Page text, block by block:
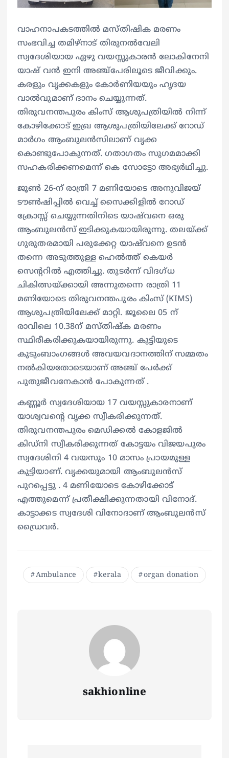
വാഹനാപകടത്തിൽ മസ്തിഷിക മരണം
സംഭവിച്ച തമിഴ്നാട് തിരുനൽവേലി
സ്വദേശിയായ ഏഴു വയസ്സുകാരൻ ലോകിനേനി
യാഷ് വൻ ഇനി അഞ്ച്പേരിലൂടെ ജീവിക്കും.
കരളും വൃക്കകളും കോർണിയയും ഹൃദയ
വാൽവുമാണ് ദാനം ചെയ്യുന്നത്.
തിരുവനന്തപുരം കിംസ് ആശുപത്രിയിൽ നിന്ന്
കോഴിക്കോട് ഇഖ്ര ആശുപത്രിയിലേക്ക് റോഡ്
മാർഗം ആംബുലൻസിലാണ് വൃക്ക
കൊണ്ടുപോകുന്നത്. ഗതാഗതം സുഗമമാക്കി
സഹകരിക്കണമെന്ന് കെ സോട്ടോ അഭ്യർഥിച്ചു.
ജൂൺ 26-ന് രാത്രി 7 മണിയോടെ അനുവിജയ്
ടൗൺഷിപ്പിൽ വെച്ച് സൈക്കിളിൽ റോഡ്
ക്രോസ്സ് ചെയ്യുന്നതിനിടെ യാഷ്‌വനെ ഒരു
ആംബുലൻസ് ഇടിക്കുകയായിരുന്നു. തലയ്ക്ക്
ഗുരുതരമായി പരുക്കേറ്റ യാഷ്‌വനെ ഉടൻ
തന്നെ അടുത്തുള്ള ഹെൽത്ത് കെയർ
സെന്ററിൽ എത്തിച്ചു. തുടർന്ന് വിദഗ്ധ
ചികിത്സയ്ക്കായി അന്നുതന്നെ രാത്രി 11
മണിയോടെ തിരുവനന്തപുരം കിംസ് (KIMS)
ആശുപത്രിയിലേക്ക് മാറ്റി. ജൂലൈ 05 ന്
രാവിലെ 10.38ന് മസ്തിഷ്ക മരണം
സ്ഥിരീകരിക്കുകയായിരുന്നു. കുട്ടിയുടെ
കുടുംബാംഗങ്ങൾ അവയവദാനത്തിന് സമ്മതം
നൽകിയതോടെയാണ് അഞ്ച് പേർക്ക്
പുതുജീവനേകാൻ പോകുന്നത് .
കണ്ണൂർ സ്വദേശിയായ 17 വയസ്സുകാരനാണ്
യാശ്വവന്റെ വൃക്ക സ്വീകരിക്കുന്നത്.
തിരുവനന്തപുരം മെഡിക്കൽ കോളജിൽ
കിഡ്നി സ്വീകരിക്കുന്നത് കോട്ടയം വിജയപുരം
സ്വദേശിനി 4 വയസും 10 മാസം പ്രായമുള്ള
കുട്ടിയാണ്. വൃക്കയുമായി ആംബുലൻസ്
പുറപ്പെട്ടു . 4 മണിയോടെ കോഴിക്കോട്
എത്തുമെന്ന് പ്രതീക്ഷിക്കുന്നതായി വിനോദ്.
കാട്ടാക്കട സ്വദേശി വിനോദാണ് ആംബുലൻസ്
ഡ്രൈവർ.
Ambulance kerala organ donation
sakhionline